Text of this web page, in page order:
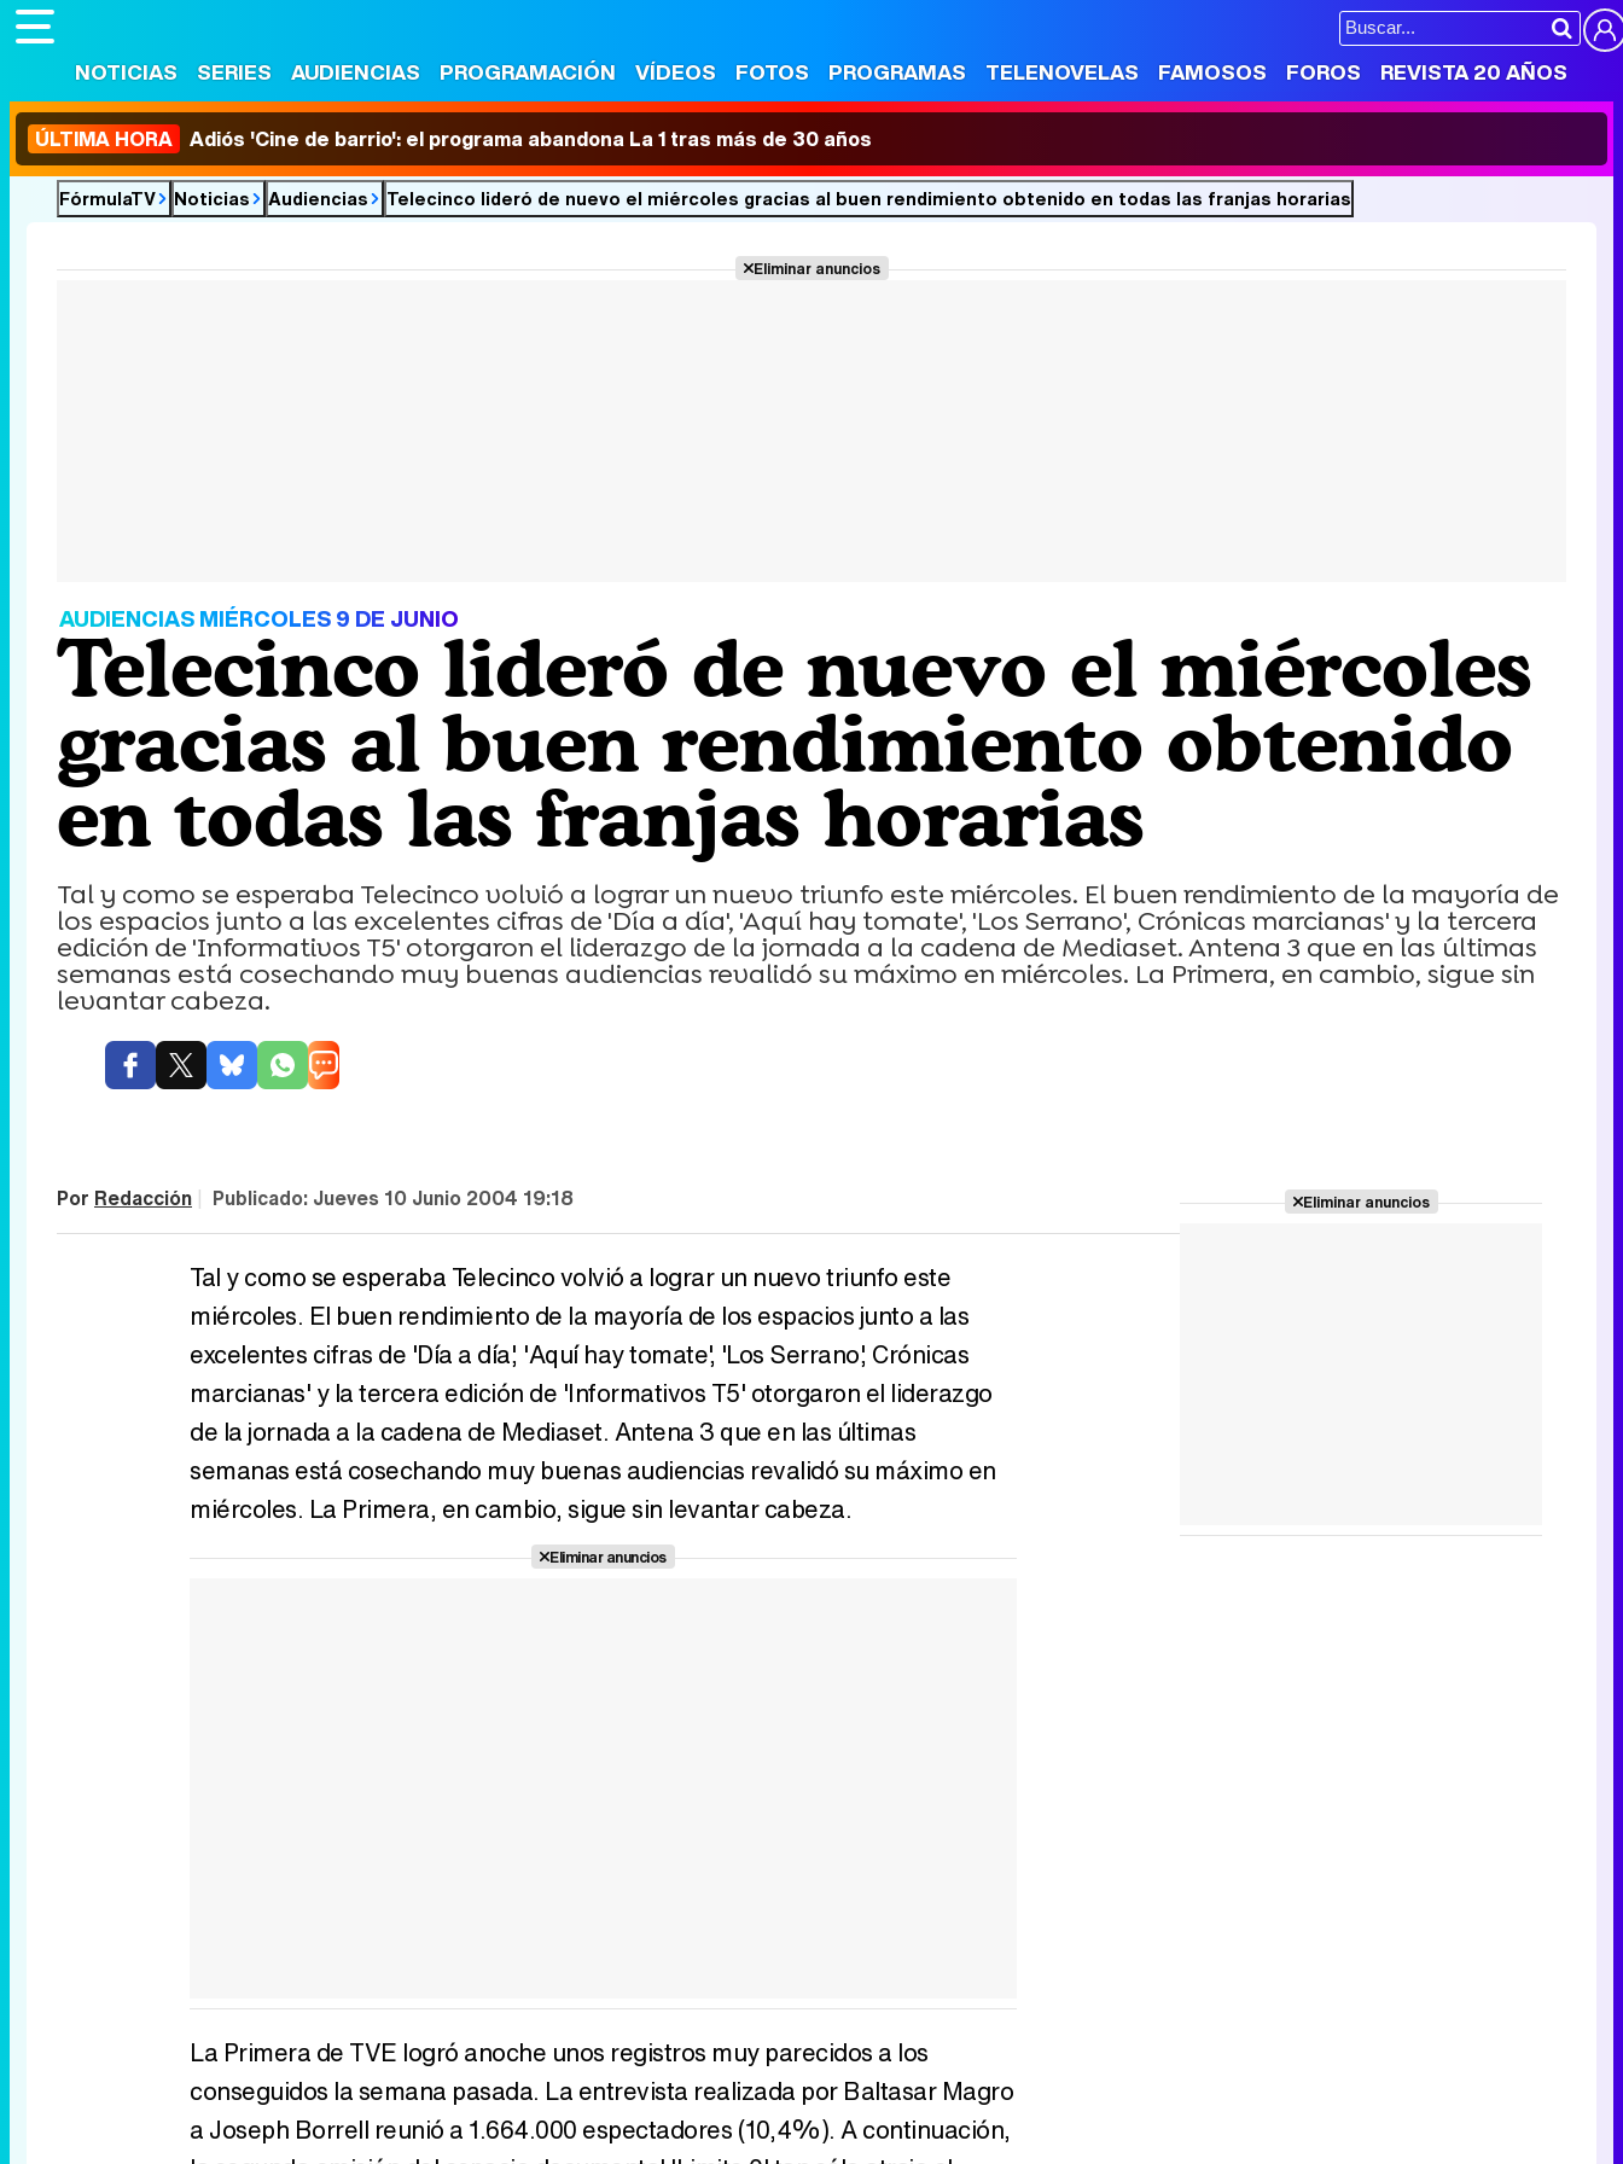
NOTICIAS SERIES AUDIENCIAS PROGRAMACIÓN VÍDEOS FOTOS PROGRAMAS TELENOVELAS FAMOSOS FOROS REVISTA 20 AÑOS
ÚLTIMA HORA Adiós 'Cine de barrio': el programa abandona La 1 tras más de 30 años
FórmulaTV Noticias Audiencias Telecinco lideró de nuevo el miércoles gracias al buen rendimiento obtenido en todas las franjas horarias
Eliminar anuncios
AUDIENCIAS MIÉRCOLES 9 DE JUNIO
Telecinco lideró de nuevo el miércoles
gracias al buen rendimiento obtenido
en todas las franjas horarias
Tal y como se esperaba Telecinco volvió a lograr un nuevo triunfo este miércoles. El buen rendimiento de la mayoría de
los espacios junto a las excelentes cifras de 'Día a día', 'Aquí hay tomate', 'Los Serrano', Crónicas marcianas' y la tercera
edición de 'Informativos T5' otorgaron el liderazgo de la jornada a la cadena de Mediaset. Antena 3 que en las últimas
semanas está cosechando muy buenas audiencias revalidó su máximo en miércoles. La Primera, en cambio, sigue sin
levantar cabeza.
Por Redacción | Publicado: Jueves 10 Junio 2004 19:18
Tal y como se esperaba Telecinco volvió a lograr un nuevo triunfo este
miércoles. El buen rendimiento de la mayoría de los espacios junto a las
excelentes cifras de 'Día a día', 'Aquí hay tomate', 'Los Serrano', Crónicas
marcianas' y la tercera edición de 'Informativos T5' otorgaron el liderazgo
de la jornada a la cadena de Mediaset. Antena 3 que en las últimas
semanas está cosechando muy buenas audiencias revalidó su máximo en
miércoles. La Primera, en cambio, sigue sin levantar cabeza.
Eliminar anuncios
La Primera de TVE logró anoche unos registros muy parecidos a los
conseguidos la semana pasada. La entrevista realizada por Baltasar Magro
a Joseph Borrell reunió a 1.664.000 espectadores (10,4%). A continuación,
Eliminar anuncios